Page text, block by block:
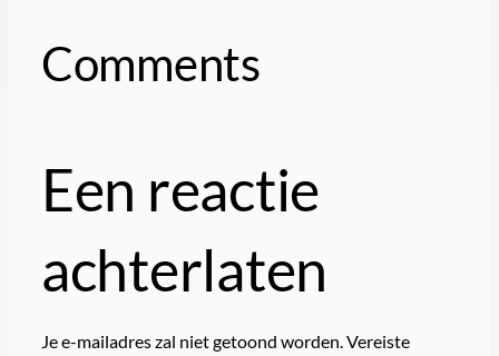
Comments
Een reactie
achterlaten
Je e-mailadres zal niet getoond worden.Vereiste